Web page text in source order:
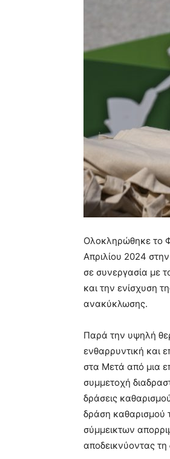
Oλοκληρώθηκε το
Απριλίου 2024
σε συνεργασία με
και την ενίσχυση
ανακύκλωσης.
Παρά την υψηλή
ενθαρρυντική και
στα Μετά από μια
συμμετοχή
δράσεις
δράση καθαρισμού
σύμμεικτων
αποδεικνύοντας